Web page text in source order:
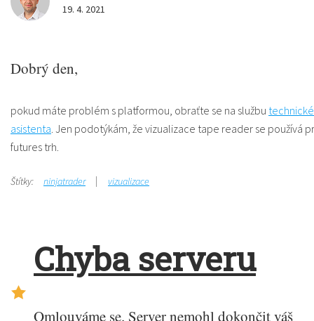
19. 4. 2021
Dobrý den,
pokud máte problém s platformou, obraťte se na službu
asistenta. Jen podotýkám, že vizualizace tape reader se používá
futures trh.
Štítky: ninjatrader vizualizace
Chyba serveru
Omlouváme se. Server nemohl dokončit váš